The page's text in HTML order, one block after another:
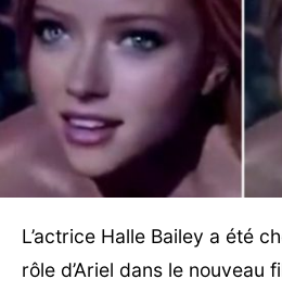
L’actrice Halle Bailey a été
rôle d’Ariel dans le nouveau